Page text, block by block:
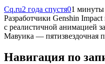
Cq.ru2 года спустя01 минуты
Разработчики Genshin
с реалистичной анимацией
Мавуика — пятизвездочная
Навигация по